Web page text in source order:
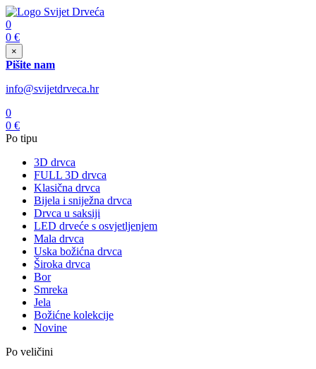
0
0 €
×
Pišite nam
info@svijetdrveca.hr
0
0 €
Po tipu
3D drvca
FULL 3D drvca
Klasična drvca
Bijela i sniježna drvca
Drvca u saksiji
LED drveće s osvjetljenjem
Mala drvca
Uska božićna drvca
Široka drvca
Bor
Smreka
Jela
Božićne kolekcije
Novine
Po veličini